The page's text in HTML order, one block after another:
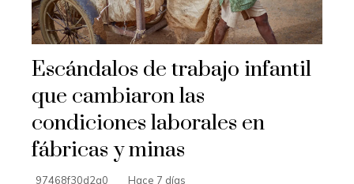
Escándalos de trabajo infantil
que cambiaron las
condiciones laborales en
fábricas y minas
97468f30d2a0 Hace 7 días